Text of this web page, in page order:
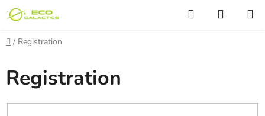
Skip
to
content
Search
CART
Home
/ Registration
Registration